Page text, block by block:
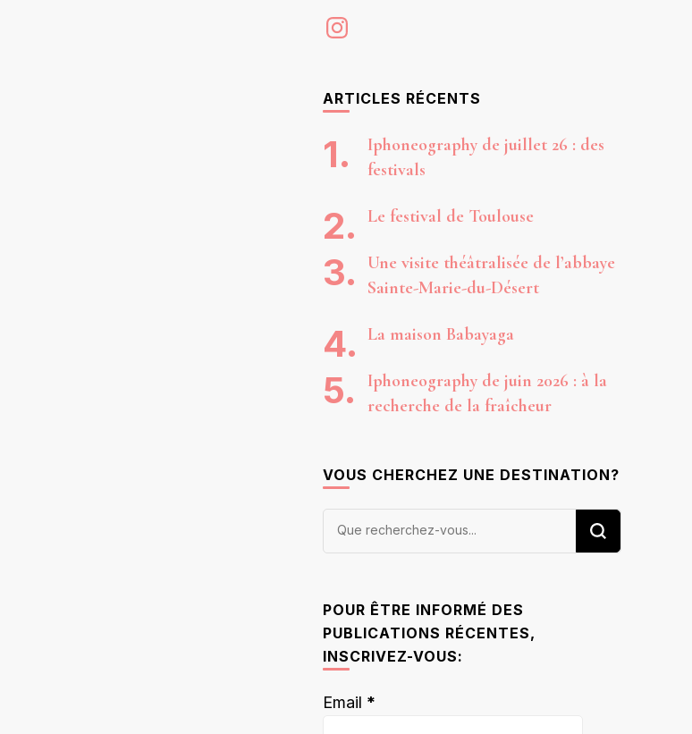
Instagram
ARTICLES RÉCENTS
Iphoneography de juillet 26 : des
festivals
Le festival de Toulouse
Une visite théâtralisée de l’abbaye
Sainte-Marie-du-Désert
La maison Babayaga
Iphoneography de juin 2026 : à la
recherche de la fraîcheur
VOUS CHERCHEZ UNE DESTINATION?
Vous
POUR ÊTRE INFORMÉ DES
PUBLICATIONS RÉCENTES,
INSCRIVEZ-VOUS:
Email *